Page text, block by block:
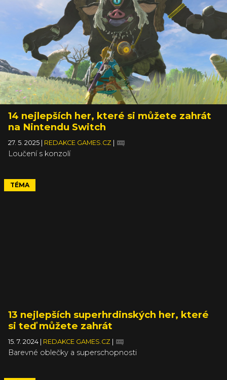
14 nejlepších her, které si můžete zahrát
na Nintendu Switch
27. 5. 2025 REDAKCE GAMES.CZ
Loučení s konzolí
TÉMA
13 nejlepších superhrdinských her, které
si teď můžete zahrát
15. 7. 2024 REDAKCE GAMES.CZ
Barevné oblečky a superschopnosti